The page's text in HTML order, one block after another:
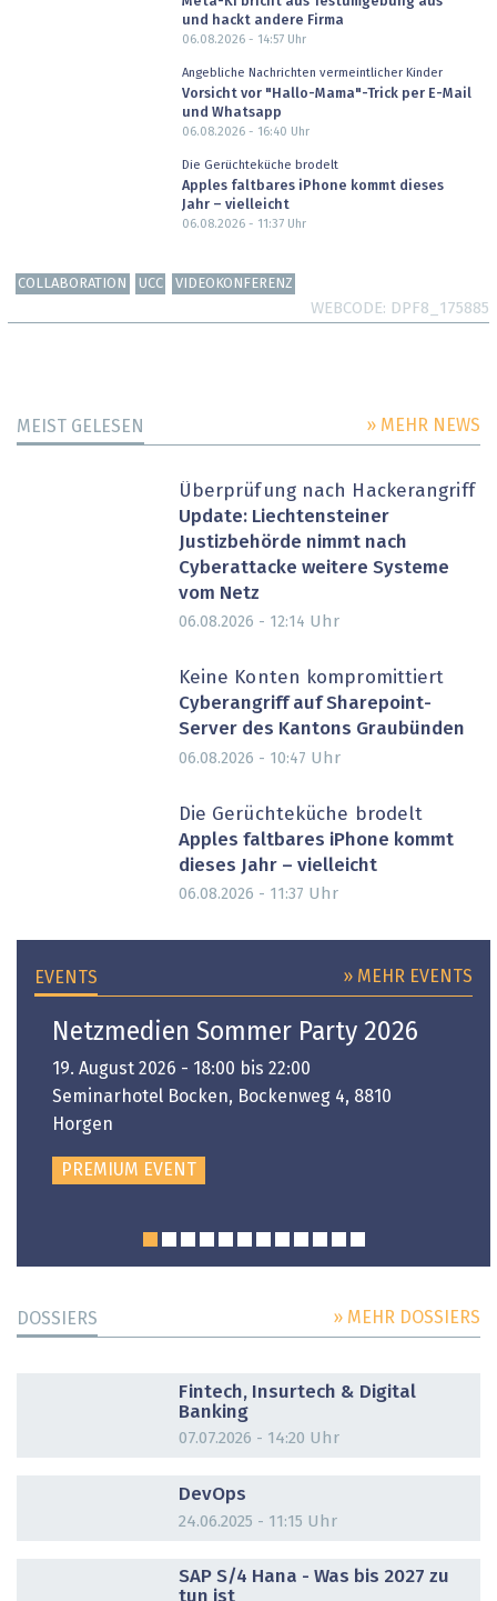
und hackt andere Firma
06.08.2026 - 14:57Uhr
Angebliche Nachrichten vermeintlicher Kinder
Vorsicht vor "Hallo-Mama"-Trick per E-Mail
und Whatsapp
06.08.2026 - 16:40 Uhr
Die Gerüchteküche brodelt
Apples faltbares iPhone kommt dieses
Jahr – vielleicht
06.08.2026 - 11:37Uhr
COLLABORATION UCC VIDEOKONFERENZ
WEBCODE DPF8_175885
MEIST GELESEN » MEHR NEWS
Überprüfung nach Hackerangriff
Update: Liechtensteiner
Justizbehörde nimmt nach
Cyberattacke weitere Systeme
vom Netz
06.08.2026 - 12:14 Uhr
Keine Konten kompromittiert
Cyberangriff auf Sharepoint-
Server des Kantons Graubünden
06.08.2026 - 10:47 Uhr
Die Gerüchteküche brodelt
Apples faltbares iPhone kommt
dieses Jahr – vielleicht
06.08.2026 - 11:37 Uhr
EVENTS » MEHR EVENTS
Netzmedien Sommer Party 2026
19. August 2026 - 18:00 bis 22:00
Seminarhotel Bocken, Bockenweg 4, 8810
Horgen
PREMIUM EVENT
DOSSIERS » MEHR DOSSIERS
Fintech, Insurtech & Digital
Banking
07.07.2026 - 14:20 Uhr
DevOps
24.06.2025 - 11:15 Uhr
SAP S/4 Hana - Was bis 2027 zu